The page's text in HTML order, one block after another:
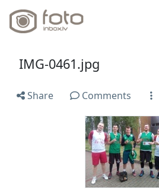
IMG-0461.jpg
Share Comments